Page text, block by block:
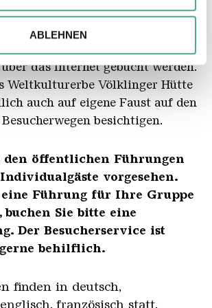
unserer Website an unsere Partner für
Informationen möglicherweise mit
die Sie ihnen bereitgestellt
im Rahmen Ihrer Nutzung der Dienste
ABLEHNEN
finden regelmäßig an
das Internet gebucht werden.
Weltkulturerbe Völklinger Hütte
auch auf eigene Faust auf den
besichtigen.
den öffentlichen Führungen
vorgesehen.
eine Führung für Ihre Gruppe
buchen Sie bitte eine
Der Besucherservice ist
behilflich.
finden in deutsch,
französisch statt.